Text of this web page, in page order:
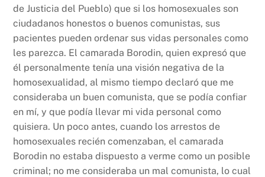
de Justicia del Pueblo) que si los homosexuales son
ciudadanos honestos o buenos comunistas, sus
pacientes pueden ordenar sus vidas personales como
les parezca. El camarada Borodin, quien expresó que
él personalmente tenía una visión negativa de la
homosexualidad, al mismo tiempo declaró que me
consideraba un buen comunista, que se podía confiar
en mí, y que podía llevar mi vida personal como
quisiera. Un poco antes, cuando los arrestos de
homosexuales recién comenzaban, el camarada
Borodin no estaba dispuesto a verme como un posible
criminal; no me consideraba un mal comunista, lo cual